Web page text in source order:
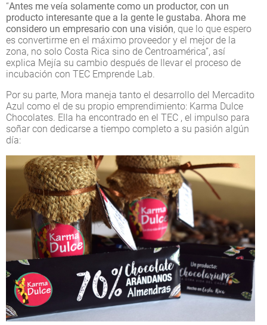
“Antes me veía solamente como un productor, con un
producto interesante que a la gente le gustaba. Ahora me
considero un empresario con una visión, que lo que espero
es convertirme en el máximo proveedor y el mejor de la
zona, no solo Costa Rica sino de Centroamérica”, así
explica Mejía su cambio después de llevar el proceso de
incubación con TEC Emprende Lab.
Por su parte, Mora maneja tanto el desarrollo del Mercadito
Azul como el de su propio emprendimiento: Karma Dulce
Chocolates. Ella ha encontrado en el TEC , el impulso para
soñar con dedicarse a tiempo completo a su pasión algún
día: